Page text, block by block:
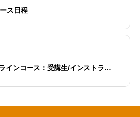
ス日程
インコース：受講生/インストラク